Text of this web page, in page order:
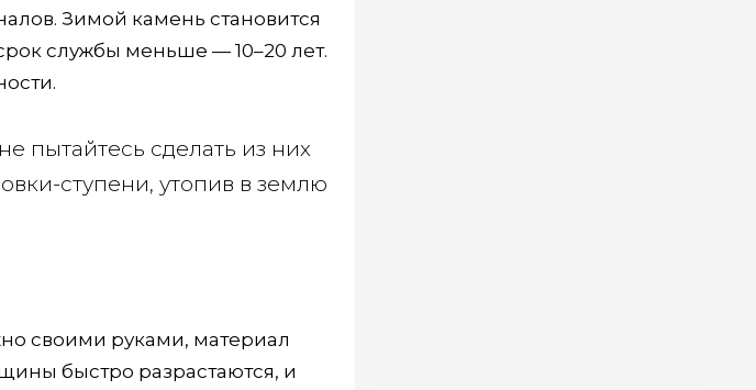
Зимой камень становится
службы меньше — 10–20 лет.
пытайтесь сделать из них
ступени, утопив в землю
своими руками, материал
быстро разрастаются, и